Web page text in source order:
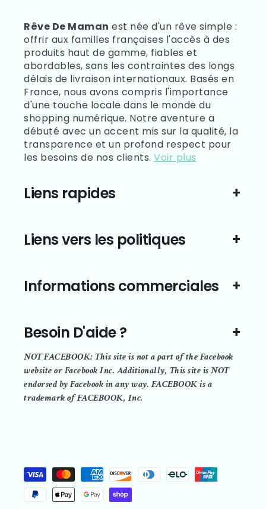
Rêve De Maman est née d'un rêve simple :
offrir aux familles françaises l'accès à des
produits haut de gamme, fiables et
abordables, sans les contraintes des longs
délais de livraison internationaux. Basés en
France, nous avons compris l'importance
d'une touche locale dans le monde du
shopping numérique. Notre aventure a
débuté avec un accent mis sur la qualité, la
transparence et un profond respect pour
les besoins de nos clients. Voir plus
Liens rapides
Liens vers les politiques
Informations commerciales
Besoin D'aide ?
NOT FACEBOOK: This site is not a part of the Facebook
website or Facebook Inc. Additionally, This site is NOT
endorsed by Facebook in any way. FACEBOOK is a
trademark of FACEBOOK, Inc.
de
paiement